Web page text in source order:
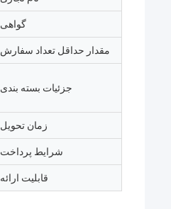
گواهی
مقدار حداقل تعداد سفارش
جزئیات بسته بندی
زمان تحویل
شرایط پرداخت
قابلیت ارائه